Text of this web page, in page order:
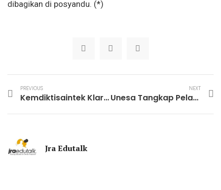
dibagikan di posyandu. (*)
PREVIOUS
Kemdiktisaintek Klarifikasi Anggaran Riset 2026 Total Capai Rp8 Triliun
NEXT
Unesa Tangkap Pelaku Joki UTBK 2026, Palsukan Ijazah dan KTP
Jra Edutalk